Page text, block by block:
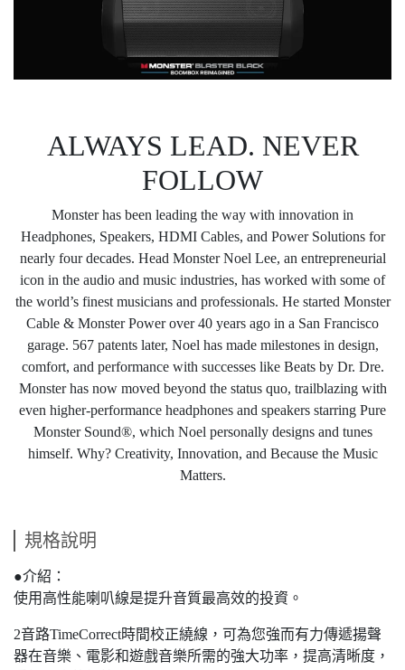
ALWAYS LEAD. NEVER
FOLLOW
Monster has been leading the way with innovation in
Headphones, Speakers, HDMI Cables, and Power Solutions for
nearly four decades. Head Monster Noel Lee, an entrepreneurial
icon in the audio and music industries, has worked with some of
the world’s finest musicians and professionals. He started Monster
Cable & Monster Power over 40 years ago in a San Francisco
garage. 567 patents later, Noel has made milestones in design,
comfort, and performance with successes like Beats by Dr. Dre.
Monster has now moved beyond the status quo, trailblazing with
even higher-performance headphones and speakers starring Pure
Monster Sound®, which Noel personally designs and tunes
himself. Why? Creativity, Innovation, and Because the Music
Matters.
規格說明
●介紹：
使用高性能喇叭線是提升音質最高效的投資。
2音路TimeCorrect時間校正繞線，可為您強而有力傳遞揚聲
器在音樂、電影和遊戲音樂所需的強大功率，提高清晰度，